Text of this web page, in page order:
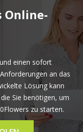
Online-
einen sofort
an das
Lösung kann
Sie benötigen, um
zu starten.